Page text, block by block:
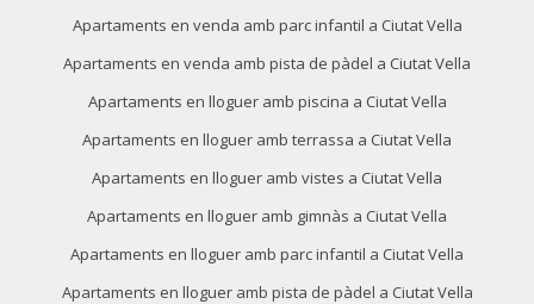
Apartaments en venda amb parc infantil a Ciutat Vella
Apartaments en venda amb pista de pàdel a Ciutat Vella
Apartaments en lloguer amb piscina a Ciutat Vella
Apartaments en lloguer amb terrassa a Ciutat Vella
Apartaments en lloguer amb vistes a Ciutat Vella
Apartaments en lloguer amb gimnàs a Ciutat Vella
Apartaments en lloguer amb parc infantil a Ciutat Vella
Apartaments en lloguer amb pista de pàdel a Ciutat Vella
funció de l'anàlisi de les dades d'ús que fan els usuaris del
servei. Permeten desar la informació de preferència de
l'usuari per millorar la qualitat dels nostres serveis i oferir
una millor experiència a través de productes recomanats.
Marketing i publicitat
Aquestes cookies són utilitzades per emmagatzemar
de l'usuari a través de l'observació continuada dels seus
hàbits de navegació al lloc web i mostrar publicitat